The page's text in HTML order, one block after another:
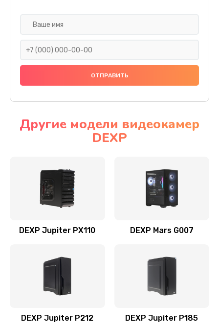
Другие модели видеокамер
DEXP
DEXP Jupiter PX110 DEXP Mars G007
DEXP Jupiter P212 DEXP Jupiter P185